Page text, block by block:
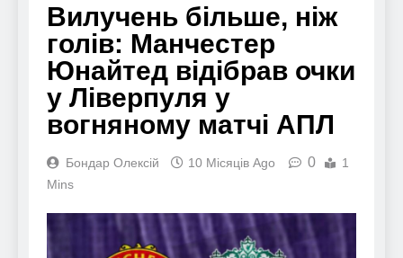
Вилучень більше, ніж
голів: Манчестер
Юнайтед відібрав очки
у Ліверпуля у
вогняному матчі АПЛ
Бондар Олексій 10 Місяців Ago 0
1
Mins